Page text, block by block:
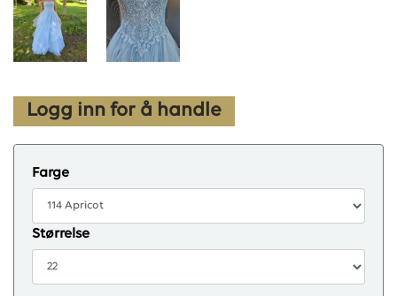
Logg inn for å handle
Farge
Størrelse